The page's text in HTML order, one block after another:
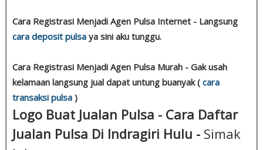
Cara Registrasi Menjadi Agen Pulsa Internet - Langsung
cara deposit pulsa ya sini aku tunggu.
Cara Registrasi Menjadi Agen Pulsa Murah - Gak usah
kelamaan langsung jual dapat untung buanyak ( cara
transaksi pulsa )
Logo Buat Jualan Pulsa - Cara Daftar
Jualan Pulsa Di Indragiri Hulu - Simak